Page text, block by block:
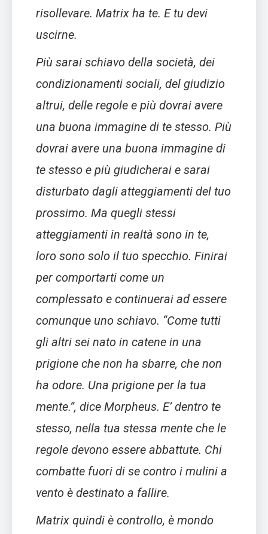
risollevare. Matrix ha te. E tu devi
uscirne.
Più sarai schiavo della società, dei
condizionamenti sociali, del giudizio
altrui, delle regole e più dovrai avere
una buona immagine di te stesso. Più
dovrai avere una buona immagine di
te stesso e più giudicherai e sarai
disturbato dagli atteggiamenti del tuo
prossimo. Ma quegli stessi
atteggiamenti in realtà sono in te,
loro sono solo il tuo specchio. Finirai
per comportarti come un
complessato e continuerai ad essere
comunque uno schiavo. “Come tutti
gli altri sei nato in catene in una
prigione che non ha sbarre, che non
ha odore. Una prigione per la tua
mente.”, dice Morpheus. E’ dentro te
stesso, nella tua stessa mente che le
regole devono essere abbattute. Chi
combatte fuori di se contro i mulini a
vento è destinato a fallire.
Matrix quindi è controllo, è mondo